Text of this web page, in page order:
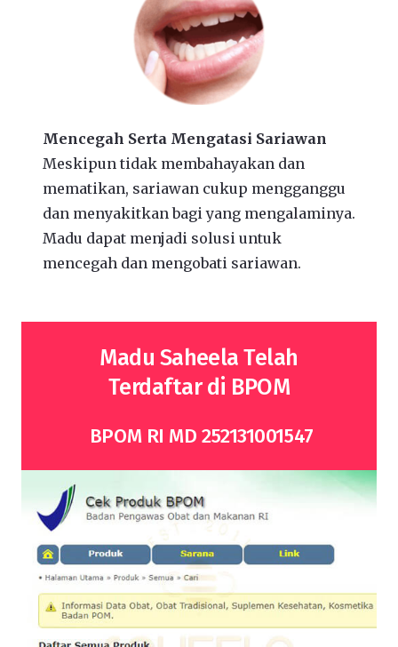
Mencegah Serta Mengatasi Sariawan
Meskipun tidak membahayakan dan
mematikan, sariawan cukup mengganggu
dan menyakitkan bagi yang mengalaminya.
Madu dapat menjadi solusi untuk
mencegah dan mengobati sariawan.
Madu Saheela Telah
Terdaftar di BPOM
BPOM RI MD 252131001547